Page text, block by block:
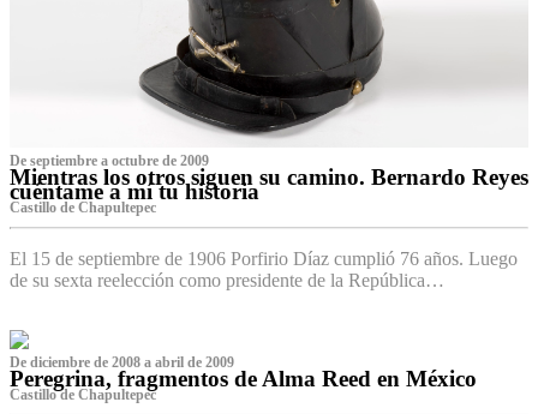
De septiembre a octubre de 2009
Mientras los otros siguen su camino. Bernardo Reyes
cuéntame a mí tu historia
Castillo de Chapultepec
El 15 de septiembre de 1906 Porfirio Díaz cumplió 76 años. Luego
de su sexta reelección como presidente de la República…
De diciembre de 2008 a abril de 2009
Peregrina, fragmentos de Alma Reed en México
Castillo de Chapultepec